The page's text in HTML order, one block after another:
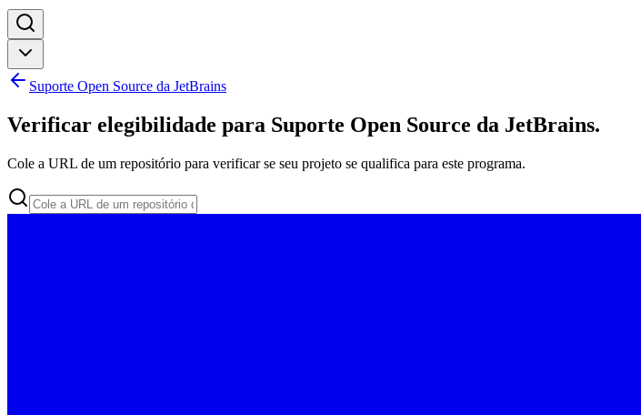
Suporte Open Source da JetBrains
Verificar elegibilidade para Suporte Open Source da JetBrains.
Cole a URL de um repositório para verificar se seu projeto se qualifica para este programa.